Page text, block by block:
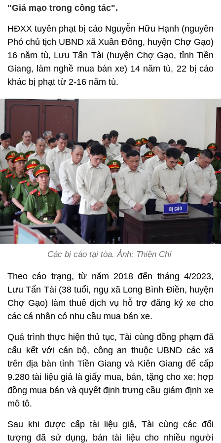
"Giả mạo trong công tác".
HĐXX tuyên phạt bị cáo Nguyễn Hữu Hạnh (nguyên
Phó chủ tịch UBND xã Xuân Đông, huyện Chợ Gạo)
16 năm tù, Lưu Tấn Tài (huyện Chợ Gạo, tỉnh Tiền
Giang, làm nghề mua bán xe) 14 năm tù, 22 bị cáo
khác bị phạt từ 2-16 năm tù.
Các bị cáo tại tòa. Ảnh: Thiện Chí
Theo cáo trạng, từ năm 2018 đến tháng 4/2023,
Lưu Tấn Tài (38 tuổi, ngụ xã Long Bình Điền, huyện
Chợ Gạo) làm thuê dịch vụ hỗ trợ đăng ký xe cho
các cá nhân có nhu cầu mua bán xe.
Quá trình thực hiện thủ tục, Tài cùng đồng phạm đã
cấu kết với cán bộ, công an thuộc UBND các xã
trên địa bàn tỉnh Tiền Giang và Kiên Giang để cấp
9.280 tài liệu giả là giấy mua, bán, tặng cho xe; hợp
đồng mua bán và quyết định trưng cầu giám định xe
mô tô.
Sau khi được cấp tài liệu giả, Tài cùng các đối
tượng đã sử dụng, bán tài liệu cho nhiều người